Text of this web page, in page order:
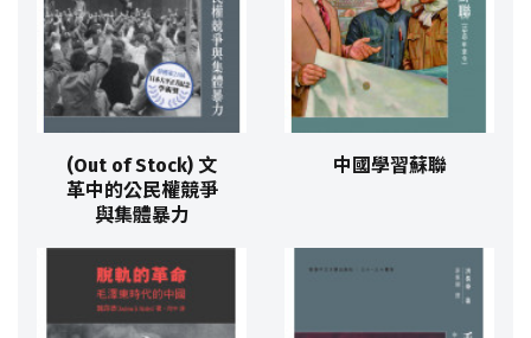
(Out of Stock) 文
革中的公民權競爭
與集體暴力
中國學習蘇聯